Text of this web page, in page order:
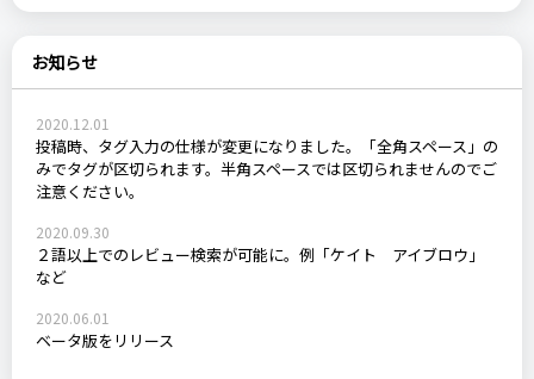
お知らせ
2020.12.01
投稿時、タグ入力の仕様が変更になりました。「全角スペース」の
みでタグが区切られます。半角スペースでは区切られませんのでご
注意ください。
2020.09.30
２語以上でのレビュー検索が可能に。例「ケイト アイブロウ」
など
2020.06.01
ベータ版をリリース